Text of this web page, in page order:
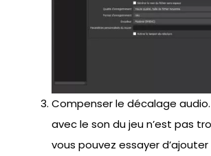
Compenser le décalage
avec le son du jeu n’est pas
vous pouvez essayer